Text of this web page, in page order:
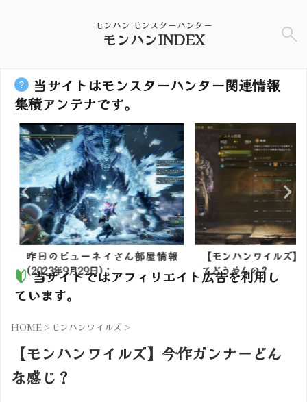
モンハン モンスターハンター
モンハンINDEX
当サイトはモンスターハンター関連情報
集積アンテナです。
部屋情報
【モンハンワイルズ】防具強化っ
てどうやんの？
【モンハ
ス固すぎ
当サイトではアフィリエイト広告を利用し
ています。
HOME >モンハンワイルズ >
【モンハンワイルズ】今作ガンナーどん
な感じ？